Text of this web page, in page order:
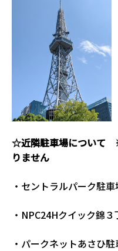
☆近隣駐車場について
りません
・セントラルパーク駐車
・NPC24Hクイック錦
・パークネットあさひ駐